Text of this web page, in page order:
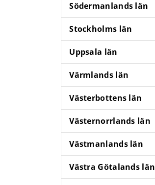
Södermanlands län
Stockholms län
Uppsala län
Värmlands län
Västerbottens län
Västernorrlands län
Västmanlands län
Västra Götalands län